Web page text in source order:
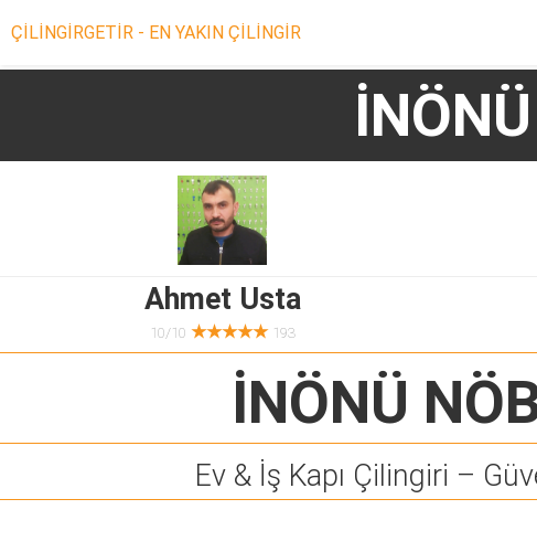
ÇİLİNGİRGETİR - EN YAKIN ÇİLİNGİR
Ahmet Usta
10/10 ★★★★★ 193
İNÖNÜ
Ev & İş Kapı Çilingiri –